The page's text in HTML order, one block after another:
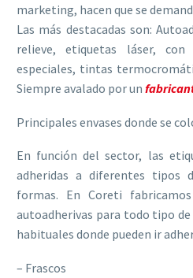
marketing, hacen que se
Las más destacadas son:
relieve, etiquetas láser, con
especiales, tintas
Siempre avalado por un
Principales envases donde se
En función del sector, las
adheridas a diferentes tipos
formas. En Coreti
autoadherivas para todo tipo
habituales donde pueden ir
– Frascos